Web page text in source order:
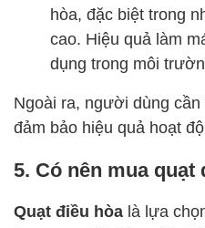
hòa, đặc biệt trong
cao. Hiệu quả làm
dụng trong môi
Ngoài ra, người dùng
đảm bảo hiệu quả hoạt
5. Có nên mua quạt
Quạt điều hòa là lựa